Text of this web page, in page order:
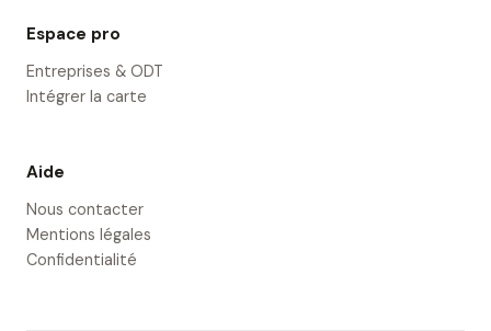
Espace pro
Entreprises & ODT
Intégrer la carte
Aide
Nous contacter
Mentions légales
Confidentialité